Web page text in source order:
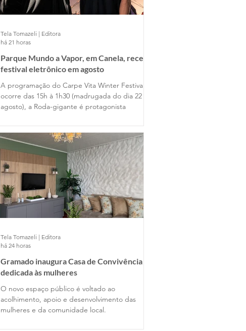
Parque Mundo a Vapor, em Canela, recebe
festival eletrônico em agosto
A programação do Carpe Vita Winter Festival
ocorre das 15h à 1h30 (madrugada do dia 22 de
agosto), a Roda-gigante é protagonista
Tela Tomazeli | Editora
há 21 horas
Gramado inaugura Casa de Convivência
dedicada às mulheres
O novo espaço público é voltado ao
acolhimento, apoio e desenvolvimento das
mulheres e da comunidade local.
Tela Tomazeli | Editora
há 24 horas